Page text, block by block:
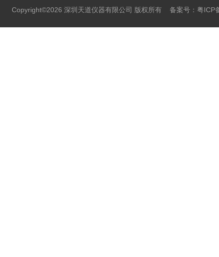
Copyright©2026 深圳天道仪器有限公司 版权所有 备案号：粤ICP